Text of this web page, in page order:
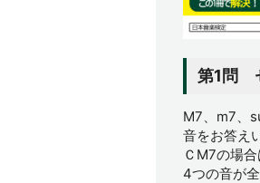
第1問
M7、m7、
音をお答え
ＣM7の場
4つの音が